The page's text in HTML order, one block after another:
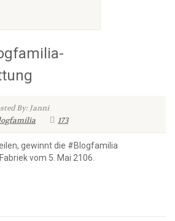
By: Janni
173
gewinnt die #Blogfamilia
vom 5. Mai 2106.